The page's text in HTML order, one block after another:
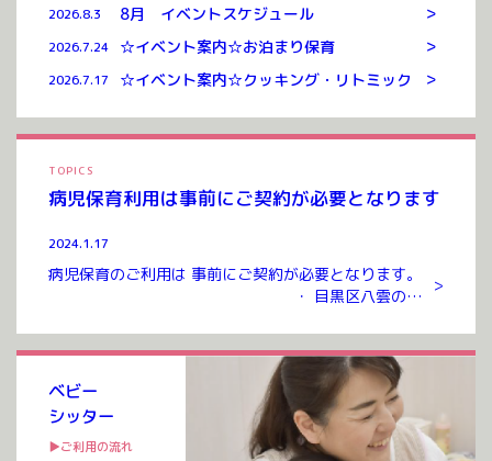
ベビー
シッター
▶ご利用の流れ
TOPICS
病児保育利用は事前にご契約が必要となります
2024.1.17
病児保育のご利用は 事前にご契約が必要となります。
・ 目黒区八雲のお
いただいたのち ご利用が可能となります。 ご契約には
入会金、年会費 […]
>
2026.8.3 8月 イベントスケジュール >
2026.7.24 ☆イベント案内☆お泊まり保育 >
2026.7.17 ☆イベント案内☆クッキング・リトミック >